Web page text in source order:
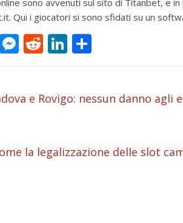
sono avvenuti sul sito di Titanbet, e
Qui i giocatori si sono sfidati su un
W M
e
g
er
R
di
Li
e di
e Rovigo: nessun danno agli
la legalizzazione delle slot